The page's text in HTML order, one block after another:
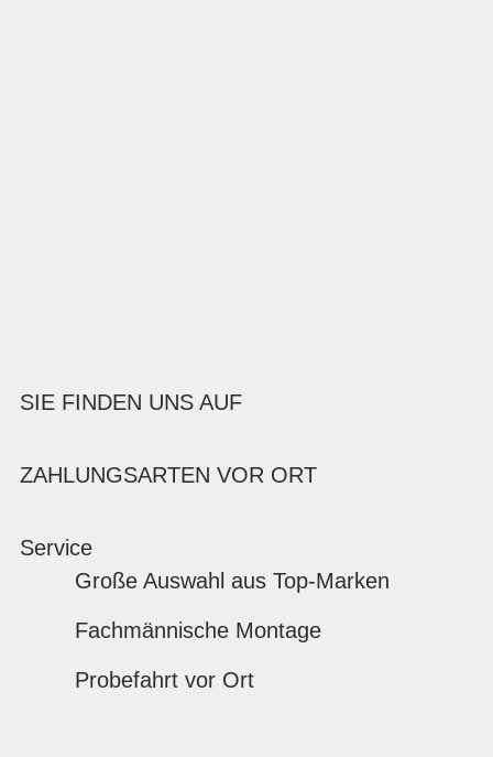
SIE FINDEN UNS AUF
ZAHLUNGSARTEN VOR ORT
Service
Große Auswahl aus Top-Marken
Fachmännische Montage
Probefahrt vor Ort